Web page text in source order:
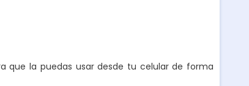
que la puedas usar desde tu celular de forma